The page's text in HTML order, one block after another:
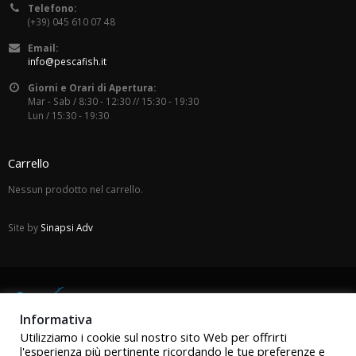
Telefono:
(+39) 045 610 07 48
Email:
info@pescafish.it
Giorni e Orari di Apertura:
Mar - Sab / 8:30 - 12:30 // 15:30 - 19:30
Lun / 15:30 - 19:30
Carrello
Nessun prodotto nel carrello.
Site by Sinapsi Adv
Informativa
Utilizziamo i cookie sul nostro sito Web per offrirti
l'esperienza più pertinente ricordando le tue preferenze e